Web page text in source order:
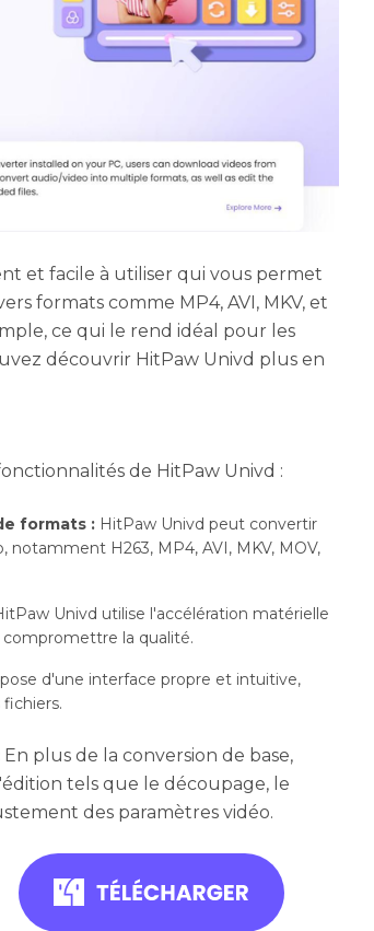
et facile à utiliser qui vous permet
formats comme MP4, AVI, MKV, et
ce qui le rend idéal pour les
découvrir HitPaw Univd plus en
de HitPaw Univd :
formats : HitPaw Univd peut convertir
H263, MP4, AVI, MKV, MOV,
Univd utilise l'accélération matérielle
compromettre la qualité.
d'une interface propre et intuitive,
En plus de la conversion de base,
tels que le découpage, le
des paramètres vidéo.